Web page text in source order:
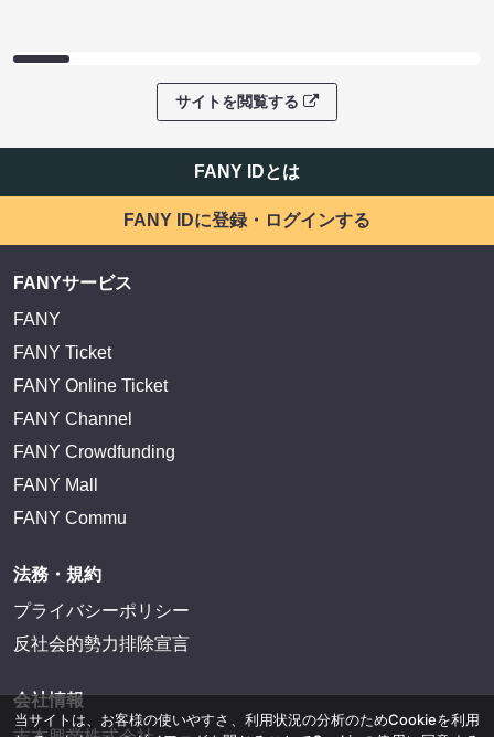
サイトを閲覧する
FANY IDとは
FANY IDに登録・ログインする
FANYサービス
FANY
FANY Ticket
FANY Online Ticket
FANY Channel
FANY Crowdfunding
FANY Mall
FANY Commu
法務・規約
プライバシーポリシー
反社会的勢力排除宣言
会社情報
当サイトは、お客様の使いやすさ、利用状況の分析のためCookieを利用